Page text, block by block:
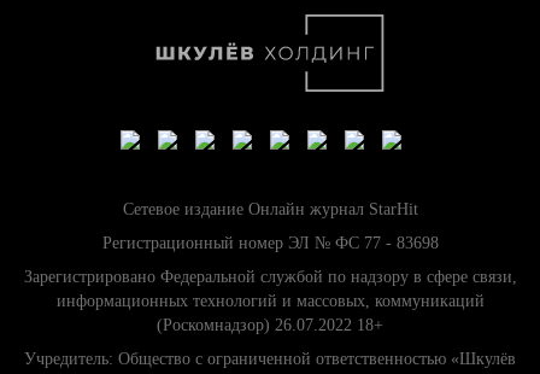
Сетевое издание Онлайн журнал StarHit
Регистрационный номер ЭЛ № ФС 77 - 83698
Зарегистрировано Федеральной службой по надзору в сфере связи,
информационных технологий и массовых, коммуникаций
(Роскомнадзор) 26.07.2022 18+
Учредитель: Общество с ограниченной ответственностью «Шкулёв